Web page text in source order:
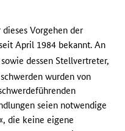
Vorgehen der
April 1984 bekannt. An
sowie dessen Stellvertreter,
wurden von
seien notwendige
die keine eigene